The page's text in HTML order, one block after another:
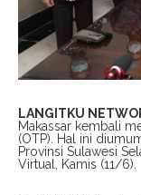
LANGITKU
Makassar kembali
(OTP). Hal ini
Provinsi Sulawesi
Virtual, Kamis (11/6).